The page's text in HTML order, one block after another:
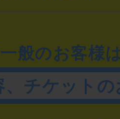
般のお客様
、チケット